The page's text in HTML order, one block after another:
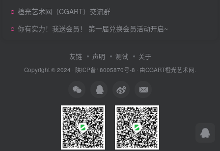
橙光艺术网（CGART）交流群
你有实力！我送会员！ 第一届兑换会员活动开启~
友链 声明 测试 关于
Copyright © 2024 · 陕ICP备18005870号-8 · 由CGART橙光艺术网.